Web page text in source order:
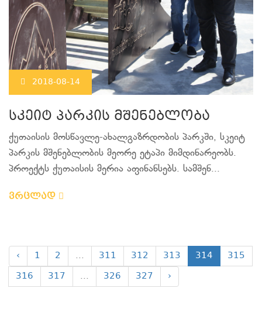
2018-08-14
სკეიტ პარკის მშენებლობა
ქუთაისის მოსწავლე-ახალგაზრდობის პარკში, სკეიტ
პარკის მშენებლობის მეორე ეტაპი მიმდინარეობს.
პროექტს ქუთაისის მერია აფინანსებს. სამშენ...
ვრცლად
‹ 1 2 ... 311 312 313 314
315
316
317 ... 326 327 ›